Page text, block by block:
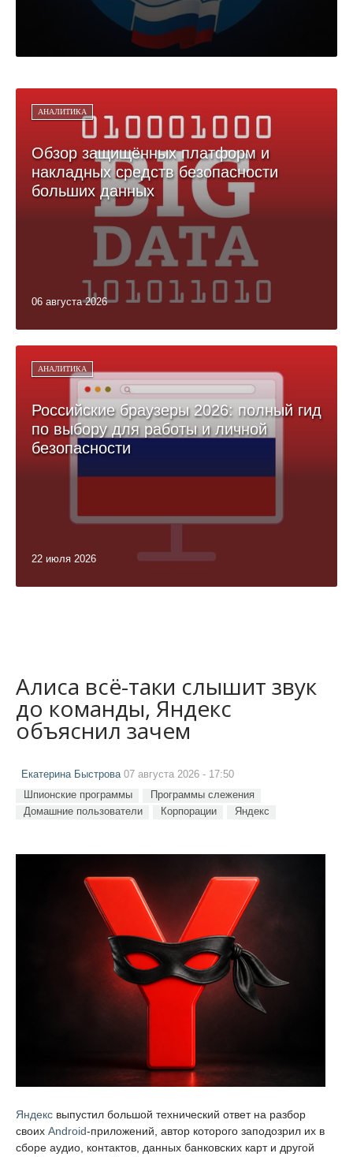
АНАЛИТИКА
Обзор защищённых платформ и
накладных средств безопасности
больших данных
06 августа 2026
АНАЛИТИКА
Российские браузеры 2026: полный гид
по выбору для работы и личной
безопасности
22 июля 2026
Алиса всё-таки слышит звук
до команды, Яндекс
объяснил зачем
Екатерина Быстрова07 августа 2026 - 17:50
Шпионские программы
Программы слежения
Домашние пользователи
Корпорации Яндекс
Яндекс выпустил большой технический ответ на разбор
своих Android-приложений, автор которого заподозрил их в
сборе аудио, контактов, данных банковских карт и другой